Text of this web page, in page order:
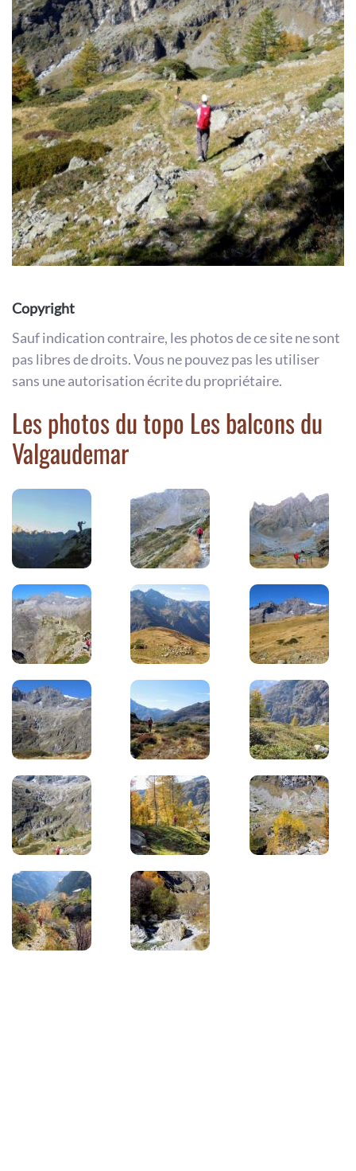
Copyright
Sauf indication contraire, les photos de ce site ne sont
pas libres de droits. Vous ne pouvez pas les utiliser
sans une autorisation écrite du propriétaire.
Les photos du topo Les balcons du
Valgaudemar